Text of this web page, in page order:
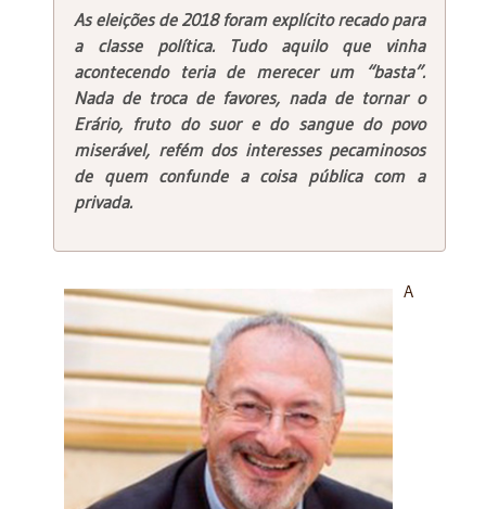
As eleições de 2018 foram explícito recado para
a classe política. Tudo aquilo que vinha
acontecendo teria de merecer um “basta”.
Nada de troca de favores, nada de tornar o
Erário, fruto do suor e do sangue do povo
miserável, refém dos interesses pecaminosos
de quem confunde a coisa pública com a
privada.
A